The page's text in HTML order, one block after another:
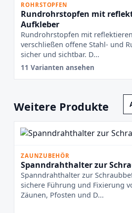
ROHRSTOPFEN
Rundrohrstopfen mit
Aufkleber
Rundrohrstopfen mit
verschließen offene Stahl- und
sicher und sichtbar. D...
11 Varianten ansehen
Weitere Produkte
ZAUNZUBEHÖR
Spanndrahthalter zur
Spanndrahthalter zur
sichere Führung und Fixierung
Zäunen, Pfosten und D...